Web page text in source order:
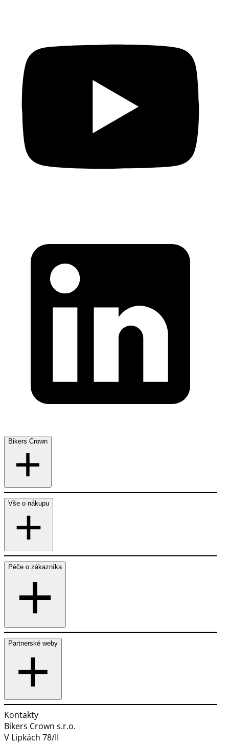
Bikers Crown
Vše o nákupu
Péče o zákazníka
Partnerské weby
Kontakty
Bikers Crown s.r.o.
V Lipkách 78/II